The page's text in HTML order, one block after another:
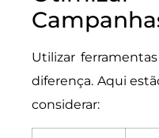
Utilizar
diferença. Aqui
considerar: